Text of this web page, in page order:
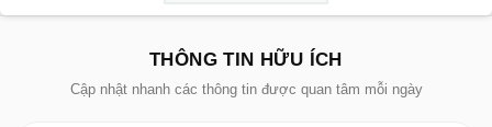
THÔNG TIN HỮU ÍCH
Cập nhật nhanh các thông tin được quan tâm mỗi ngày